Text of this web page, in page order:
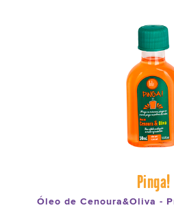
Pinga!
Óleo de Cenoura&Oliva -